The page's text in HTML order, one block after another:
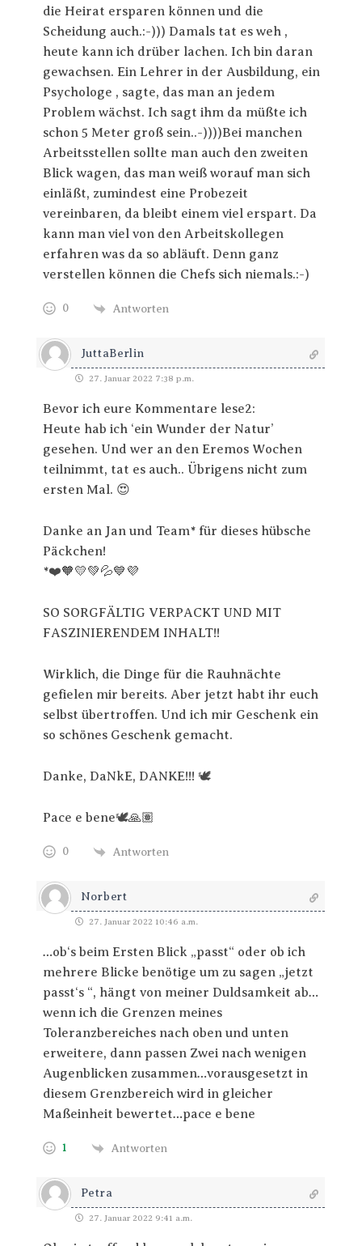
die Heirat ersparen können und die
Scheidung auch.:-))) Damals tat es weh ,
heute kann ich drüber lachen. Ich bin daran
gewachsen. Ein Lehrer in der Ausbildung, ein
Psychologe , sagte, das man an jedem
Problem wächst. Ich sagt ihm da müßte ich
schon 5 Meter groß sein..-))))Bei manchen
Arbeitsstellen sollte man auch den zweiten
Blick wagen, das man weiß worauf man sich
einläßt, zumindest eine Probezeit
vereinbaren, da bleibt einem viel erspart. Da
kann man viel von den Arbeitskollegen
erfahren was da so abläuft. Denn ganz
verstellen können die Chefs sich niemals.:-)
0 Antworten
JuttaBerlin
27. Januar 2022 7:38 p.m.
Bevor ich eure Kommentare lese2:
Heute hab ich ‘ein Wunder der Natur’
gesehen. Und wer an den Eremos Wochen
teilnimmt, tat es auch.. Übrigens nicht zum
ersten Mal. 😍
Danke an Jan und Team* für dieses hübsche
Päckchen!
*❤️🧡💛💚💦💙💜
SO SORGFÄLTIG VERPACKT UND MIT
FASZINIERENDEM INHALT!!
Wirklich, die Dinge für die Rauhnächte
gefielen mir bereits. Aber jetzt habt ihr euch
selbst übertroffen. Und ich mir Geschenk ein
so schönes Geschenk gemacht.
Danke, DaNkE, DANKE!!! 🕊️
Pace e bene🕊️🙏🏽
0 Antworten
Norbert
27. Januar 2022 10:46 a.m.
…ob‘s beim Ersten Blick „passt“ oder ob ich
mehrere Blicke benötige um zu sagen „jetzt
passt‘s “, hängt von meiner Duldsamkeit ab…
wenn ich die Grenzen meines
Toleranzbereiches nach oben und unten
erweitere, dann passen Zwei nach wenigen
Augenblicken zusammen…vorausgesetzt in
diesem Grenzbereich wird in gleicher
Maßeinheit bewertet…pace e bene
1 Antworten
Petra
27. Januar 2022 9:41 a.m.